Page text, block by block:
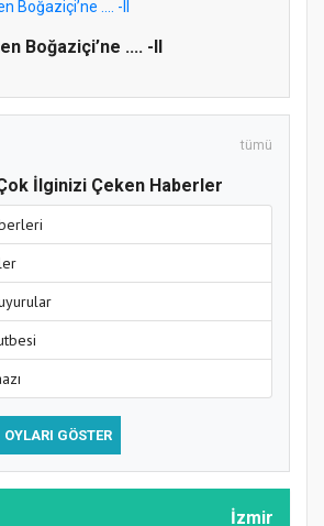
Boğaziçi’ne .... -II
tümü
İlginizi Çeken Haberler
OYLARI GÖSTER
İzmir